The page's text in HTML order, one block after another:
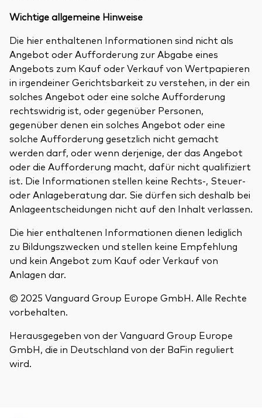
Wichtige allgemeine Hinweise
Die hier enthaltenen Informationen sind nicht als
Angebot oder Aufforderung zur Abgabe eines
Angebots zum Kauf oder Verkauf von Wertpapieren
in irgendeiner Gerichtsbarkeit zu verstehen, in der ein
solches Angebot oder eine solche Aufforderung
rechtswidrig ist, oder gegenüber Personen,
gegenüber denen ein solches Angebot oder eine
solche Aufforderung gesetzlich nicht gemacht
werden darf, oder wenn derjenige, der das Angebot
oder die Aufforderung macht, dafür nicht qualifiziert
ist. Die Informationen stellen keine Rechts-, Steuer-
oder Anlageberatung dar. Sie dürfen sich deshalb bei
Anlageentscheidungen nicht auf den Inhalt verlassen.
Die hier enthaltenen Informationen dienen lediglich
zu Bildungszwecken und stellen keine Empfehlung
und kein Angebot zum Kauf oder Verkauf von
Anlagen dar.
© 2025 Vanguard Group Europe GmbH. Alle Rechte
vorbehalten.
Herausgegeben von der Vanguard Group Europe
GmbH, die in Deutschland von der BaFin reguliert
wird.